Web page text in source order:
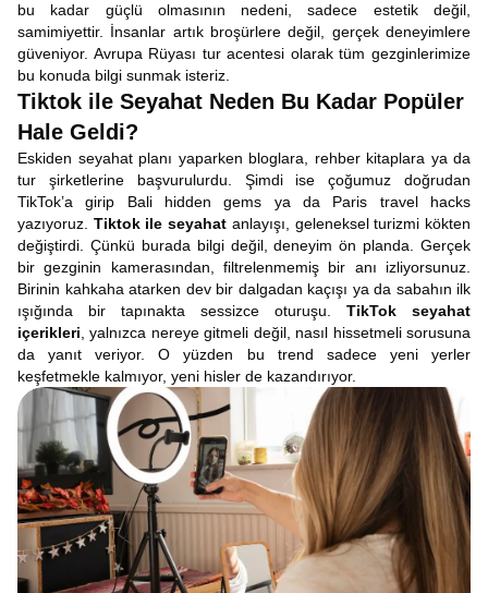
bu kadar güçlü olmasının nedeni, sadece estetik değil,
samimiyettir. İnsanlar artık broşürlere değil, gerçek deneyimlere
güveniyor. Avrupa Rüyası tur acentesi olarak tüm gezginlerimize
bu konuda bilgi sunmak isteriz.
Tiktok ile Seyahat Neden Bu Kadar Popüler
Hale Geldi?
Eskiden seyahat planı yaparken bloglara, rehber kitaplara ya da
tur şirketlerine başvurulurdu. Şimdi ise çoğumuz doğrudan
TikTok’a girip Bali hidden gems ya da Paris travel hacks
yazıyoruz. Tiktok ile seyahat anlayışı, geleneksel turizmi kökten
değiştirdi. Çünkü burada bilgi değil, deneyim ön planda. Gerçek
bir gezginin kamerasından, filtrelenmemiş bir anı izliyorsunuz.
Birinin kahkaha atarken dev bir dalgadan kaçışı ya da sabahın ilk
ışığında bir tapınakta sessizce oturuşu. TikTok seyahat
içerikleri , yalnızca nereye gitmeli değil, nasıl hissetmeli sorusuna
da yanıt veriyor. O yüzden bu trend sadece yeni yerler
keşfetmekle kalmıyor, yeni hisler de kazandırıyor.